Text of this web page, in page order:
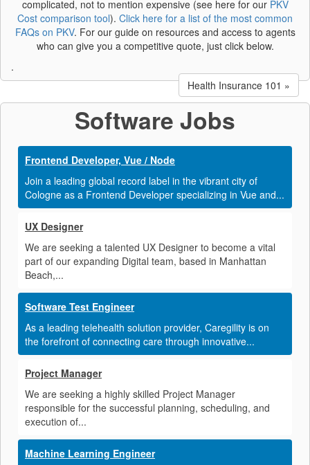
complicated, not to mention expensive (see here for our PKV
Cost comparison tool). Click here for a list of the most common
FAQs on PKV. For our guide on resources and access to agents
who can give you a competitive quote, just click below.
.
Health Insurance 101 »
Software Jobs
Frontend Developer, Vue / Node
Join a leading global record label in the vibrant city of
Cologne as a Frontend Developer specializing in Vue and...
UX Designer
We are seeking a talented UX Designer to become a vital
part of our expanding Digital team, based in Manhattan
Beach,...
Software Test Engineer
As a leading telehealth solution provider, Caregility is on
the forefront of connecting care through innovative...
Project Manager
We are seeking a highly skilled Project Manager
responsible for the successful planning, scheduling, and
execution of...
Machine Learning Engineer